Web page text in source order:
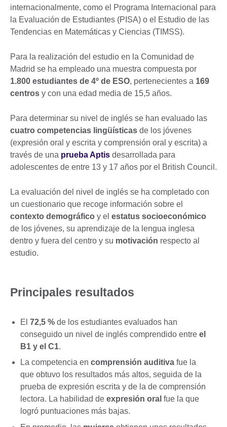
internacionalmente, como el Programa Internacional para
la Evaluación de Estudiantes (PISA) o el Estudio de las
Tendencias en Matemáticas y Ciencias (TIMSS).
Para la realización del estudio en la Comunidad de
Madrid se ha empleado una muestra compuesta por
1.800 estudiantes de 4º de ESO, pertenecientes a 169
centros y con una edad media de 15,5 años.
Para determinar su nivel de inglés se han evaluado las
cuatro competencias lingüísticas de los jóvenes
(expresión oral y escrita y comprensión oral y escrita) a
través de una prueba Aptis desarrollada para
adolescentes de entre 13 y 17 años por el British Council.
La evaluación del nivel de inglés se ha completado con
un cuestionario que recoge información sobre el
contexto demográfico y el estatus socioeconómico
de los jóvenes, su aprendizaje de la lengua inglesa
dentro y fuera del centro y su motivación respecto al
estudio.
Principales resultados
El 72,5 % de los estudiantes evaluados han
conseguido un nivel de inglés comprendido entre el
B1 y el C1.
La competencia en comprensión auditiva fue la
que obtuvo los resultados más altos, seguida de la
prueba de expresión escrita y de la de comprensión
lectora. La habilidad de expresión oral fue la que
logró puntuaciones más bajas.